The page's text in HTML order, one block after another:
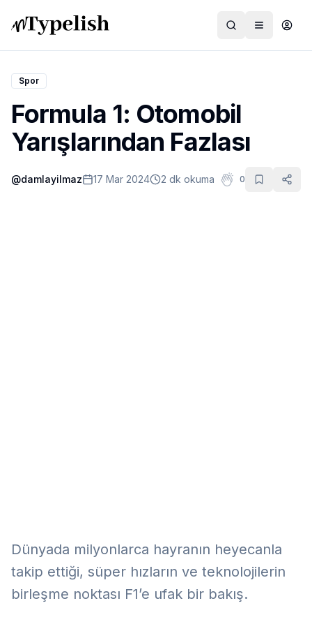
Dünya
Film ve Dizi
Kültür ve Sanat
Spor
Formula 1: Otomobil
Yarışlarından Fazlası
@damlayilmaz 17 Mar 2024 2 dk okuma 0
Dünyada milyonlarca hayranın heyecanla
takip ettiği, süper hızların ve teknolojilerin
birleşme noktası F1’e ufak bir bakış.